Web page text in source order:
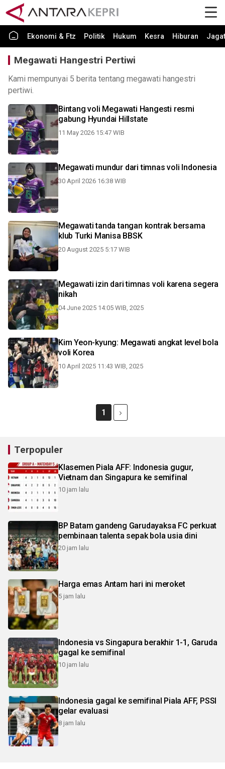
Ekonomi & Ftz Politik Hukum Kesra Hiburan Jagat
Megawati Hangestri Pertiwi
Kami mempunyai 5 berita tentang megawati hangestri
pertiwi.
Bintang voli Megawati Hangesti resmi
gabung Hyundai Hillstate
11 May 2026 15:47 WIB
Megawati mundur dari timnas voli Indonesia
30 April 2026 16:38 WIB
Megawati tanda tangan kontrak bersama
klub Turki Manisa BBSK
20 August 2025 5:17 WIB
Megawati izin dari timnas voli karena segera
nikah
04 June 2025 14:05 WIB, 2025
Kim Yeon-kyung: Megawati angkat level bola
voli Korea
10 April 2025 11:43 WIB, 2025
1
Terpopuler
Klasemen Piala AFF: Indonesia gugur,
Vietnam dan Singapura ke semifinal
10 jam lalu
BP Batam gandeng Garudayaksa FC perkuat
pembinaan talenta sepak bola usia dini
20 jam lalu
Harga emas Antam hari ini meroket
5 jam lalu
Indonesia vs Singapura berakhir 1-1, Garuda
gagal ke semifinal
10 jam lalu
Indonesia gagal ke semifinal Piala AFF, PSSI
gelar evaluasi
8 jam lalu